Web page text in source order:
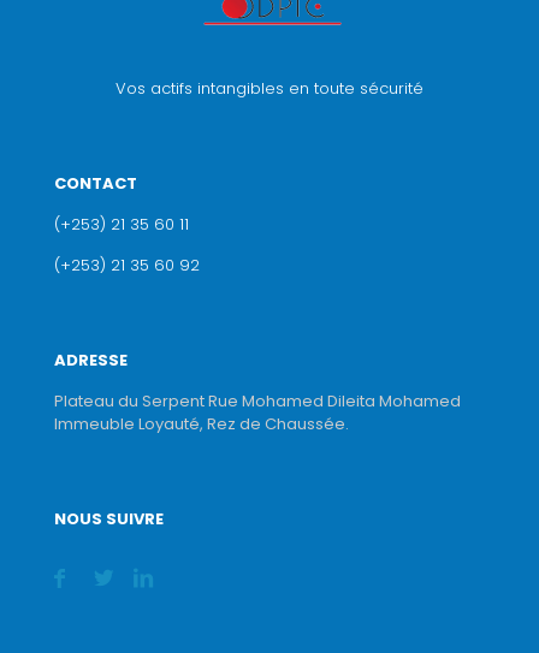
Vos actifs intangibles en toute sécurité
CONTACT
(+253) 21 35 60 11
(+253) 21 35 60 92
ADRESSE
Plateau du Serpent Rue Mohamed Dileita Mohamed
Immeuble Loyauté, Rez de Chaussée.
NOUS SUIVRE